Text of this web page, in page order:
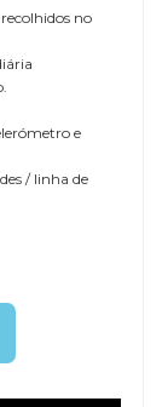
no
e
/ linha de